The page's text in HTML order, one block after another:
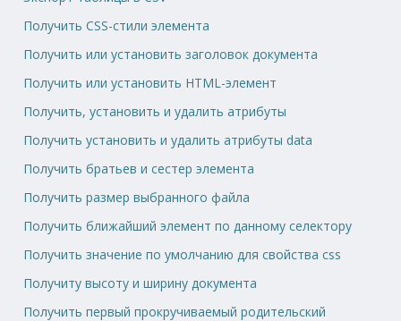
Получить CSS-стили элемента
Получить или установить заголовок документа
Получить или установить HTML-элемент
Получить, установить и удалить атрибуты
Получить установить и удалить атрибуты data
Получить братьев и сестер элемента
Получить размер выбранного файла
Получить ближайший элемент по данному селектору
Получить значение по умолчанию для свойства css
Получиту высоту и ширину документа
Получить первый прокручиваемый родительский